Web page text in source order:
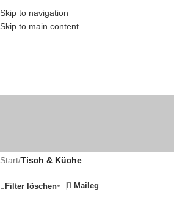
Skip to navigation
Skip to main content
Start/Tisch & Küche
Filter löschen Maileg